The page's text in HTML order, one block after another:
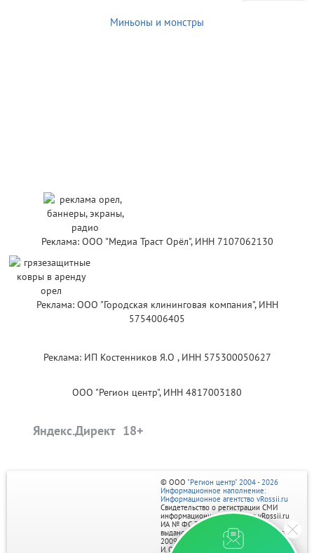
Миньоны и монстры
Реклама: ООО "Медиа Траст Орёл", ИНН 7107062130
Реклама: ООО "Городская клининговая компания", ИНН
5754006405
Реклама: ИП Костенников Я.О , ИНН 575300050627
ООО "Регион центр", ИНН 4817003180
Яндекс.Директ
© ООО "Регион центр" 2004 - 2026
Информационное наполнение:
Информационное агентство vRossii.ru
Свидетельство о регистрации СМИ
информационного агентства vRossii.ru
ИА № ФС 77‑35502
выдано РОСКОМНАДЗОРом 04 марта
2009г.
И. О. Главного редактора Нарыков А. Н.